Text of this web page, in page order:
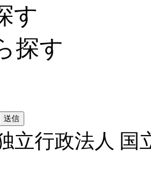
す
探す
立行政法人 国